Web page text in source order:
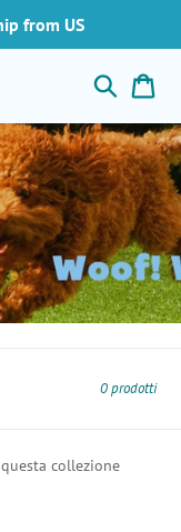
from US
Cerca
0 prodotti
collezione